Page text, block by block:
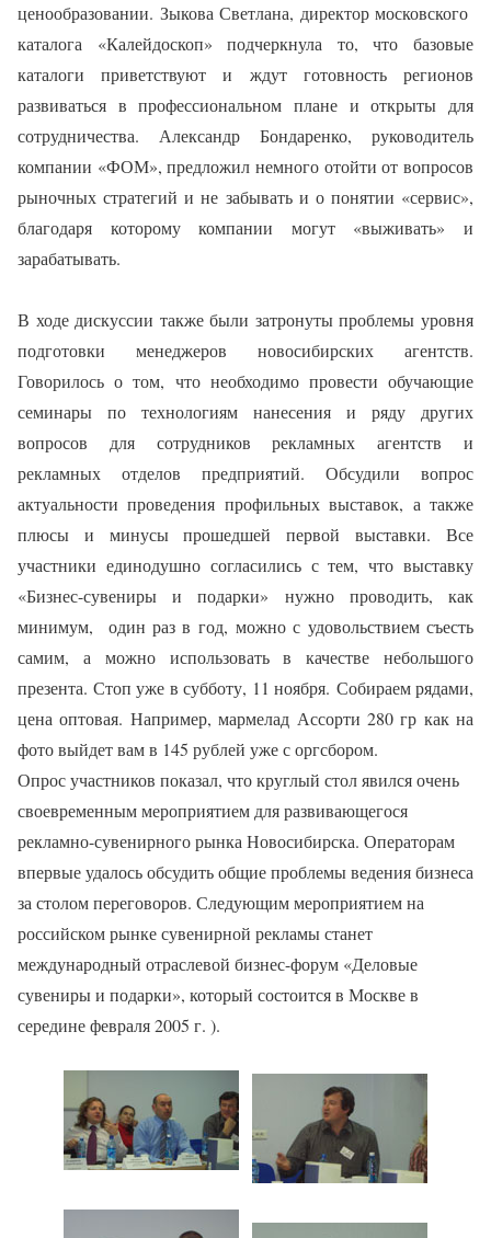
ценообразовании. Зыкова Светлана, директор московского
каталога «Калейдоскоп» подчеркнула то, что базовые
каталоги приветствуют и ждут готовность регионов
развиваться в профессиональном плане и открыты для
сотрудничества. Александр Бондаренко, руководитель
компании «ФОМ», предложил немного отойти от вопросов
рыночных стратегий и не забывать и о понятии «сервис»,
благодаря которому компании могут «выживать» и
зарабатывать.
В ходе дискуссии также были затронуты проблемы уровня
подготовки менеджеров новосибирских агентств.
Говорилось о том, что необходимо провести обучающие
семинары по технологиям нанесения и ряду других
вопросов для сотрудников рекламных агентств и
рекламных отделов предприятий. Обсудили вопрос
актуальности проведения профильных выставок, а также
плюсы и минусы прошедшей первой выставки. Все
участники единодушно согласились с тем, что выставку
«Бизнес-сувениры и подарки» нужно проводить, как
минимум, один раз в год, можно с удовольствием съесть
самим, а можно использовать в качестве небольшого
презента. Стоп уже в субботу, 11 ноября. Собираем рядами,
цена оптовая. Например, мармелад Ассорти 280 гр как на
фото выйдет вам в 145 рублей уже с оргсбором.
Опрос участников показал, что круглый стол явился очень
своевременным мероприятием для развивающегося
рекламно-сувенирного рынка Новосибирска. Операторам
впервые удалось обсудить общие проблемы ведения бизнеса
за столом переговоров. Следующим мероприятием на
российском рынке сувенирной рекламы станет
международный отраслевой бизнес-форум «Деловые
сувениры и подарки», который состоится в Москве в
середине февраля 2005 г. ).